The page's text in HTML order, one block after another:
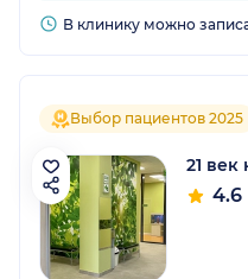
В клинику можно
Выбор пациентов 2025
21 век
4.6